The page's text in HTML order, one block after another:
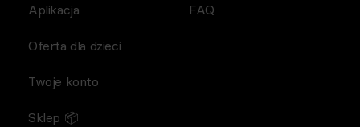
Aplikacja FAQ
Oferta dla dzieci
Twoje konto
Sklep 📦